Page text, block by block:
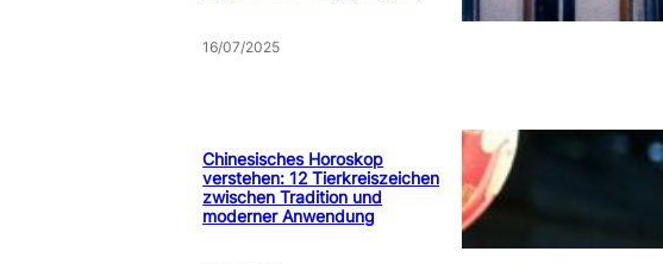
16/07/2025
Chinesisches Horoskop
verstehen: 12 Tierkreiszeichen
zwischen Tradition und
moderner Anwendung